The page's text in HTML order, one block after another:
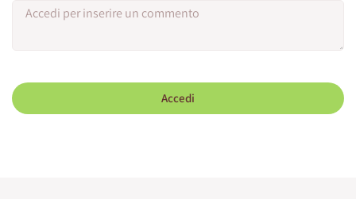
Accedi